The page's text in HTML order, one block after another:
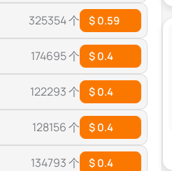
325354 个 $ 0.59
174695 个 $ 0.4
122293 个 $ 0.4
128156 个 $ 0.4
134793 个 $ 0.4